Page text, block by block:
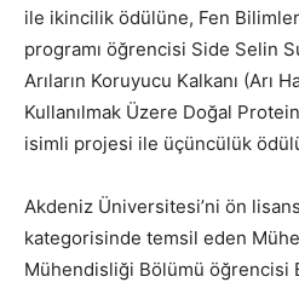
ile ikincilik ödülüne, Fen
programı öğrencisi Side Selin
Arıların Koruyucu Kalkanı (Arı
Kullanılmak Üzere Doğal
isimli projesi ile üçüncülük
Akdeniz Üniversitesi’ni ön
kategorisinde temsil eden
Mühendisliği Bölümü öğrencisi